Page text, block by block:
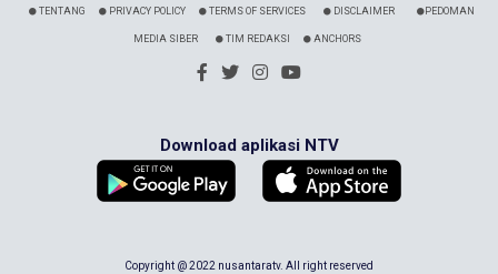
TENTANG PRIVACY POLICY TERMS OF SERVICES DISCLAIMER PEDOMAN
MEDIA SIBER TIM REDAKSI ANCHORS
Download aplikasi NTV
Copyright @ 2022 nusantaratv. All right reserved